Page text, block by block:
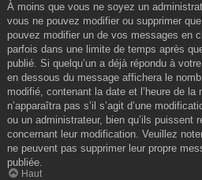
À moins que vous ne soyez un
vous ne pouvez modifier ou supprimer
pouvez modifier un de vos messages en
parfois dans une limite de temps après
publié. Si quelqu’un a déjà répondu à
en dessous du message affichera le
modifié, contenant la date et l’heure de
n’apparaîtra pas s’il s’agit d’une
ou un administrateur, bien qu’ils puissent
concernant leur modification. Veuillez
ne peuvent pas supprimer leur propre
publiée.
Haut